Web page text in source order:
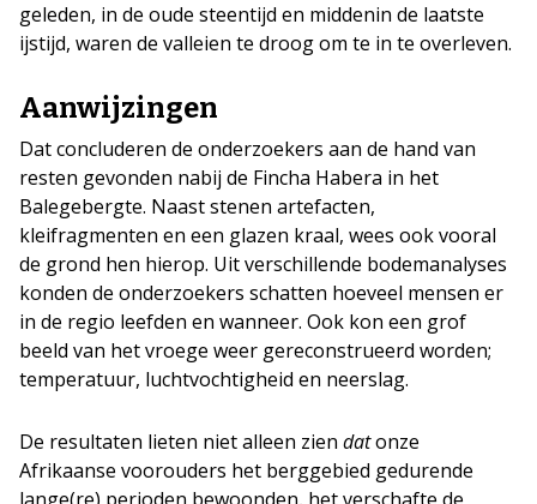
geleden, in de oude steentijd en middenin de laatste
ijstijd, waren de valleien te droog om te in te overleven.
Aanwijzingen
Dat concluderen de onderzoekers aan de hand van
resten gevonden nabij de Fincha Habera in het
Balegebergte. Naast stenen artefacten,
kleifragmenten en een glazen kraal, wees ook vooral
de grond hen hierop. Uit verschillende bodemanalyses
konden de onderzoekers schatten hoeveel mensen er
in de regio leefden en wanneer. Ook kon een grof
beeld van het vroege weer gereconstrueerd worden;
temperatuur, luchtvochtigheid en neerslag.
De resultaten lieten niet alleen zien datonze
Afrikaanse voorouders het berggebied gedurende